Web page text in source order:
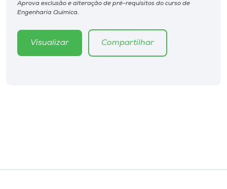
Biblioteca
Editora
Aprova exclusão e alteração de pré-requisitos do curso de
Engenharia Química.
Visualizar Compartilhar